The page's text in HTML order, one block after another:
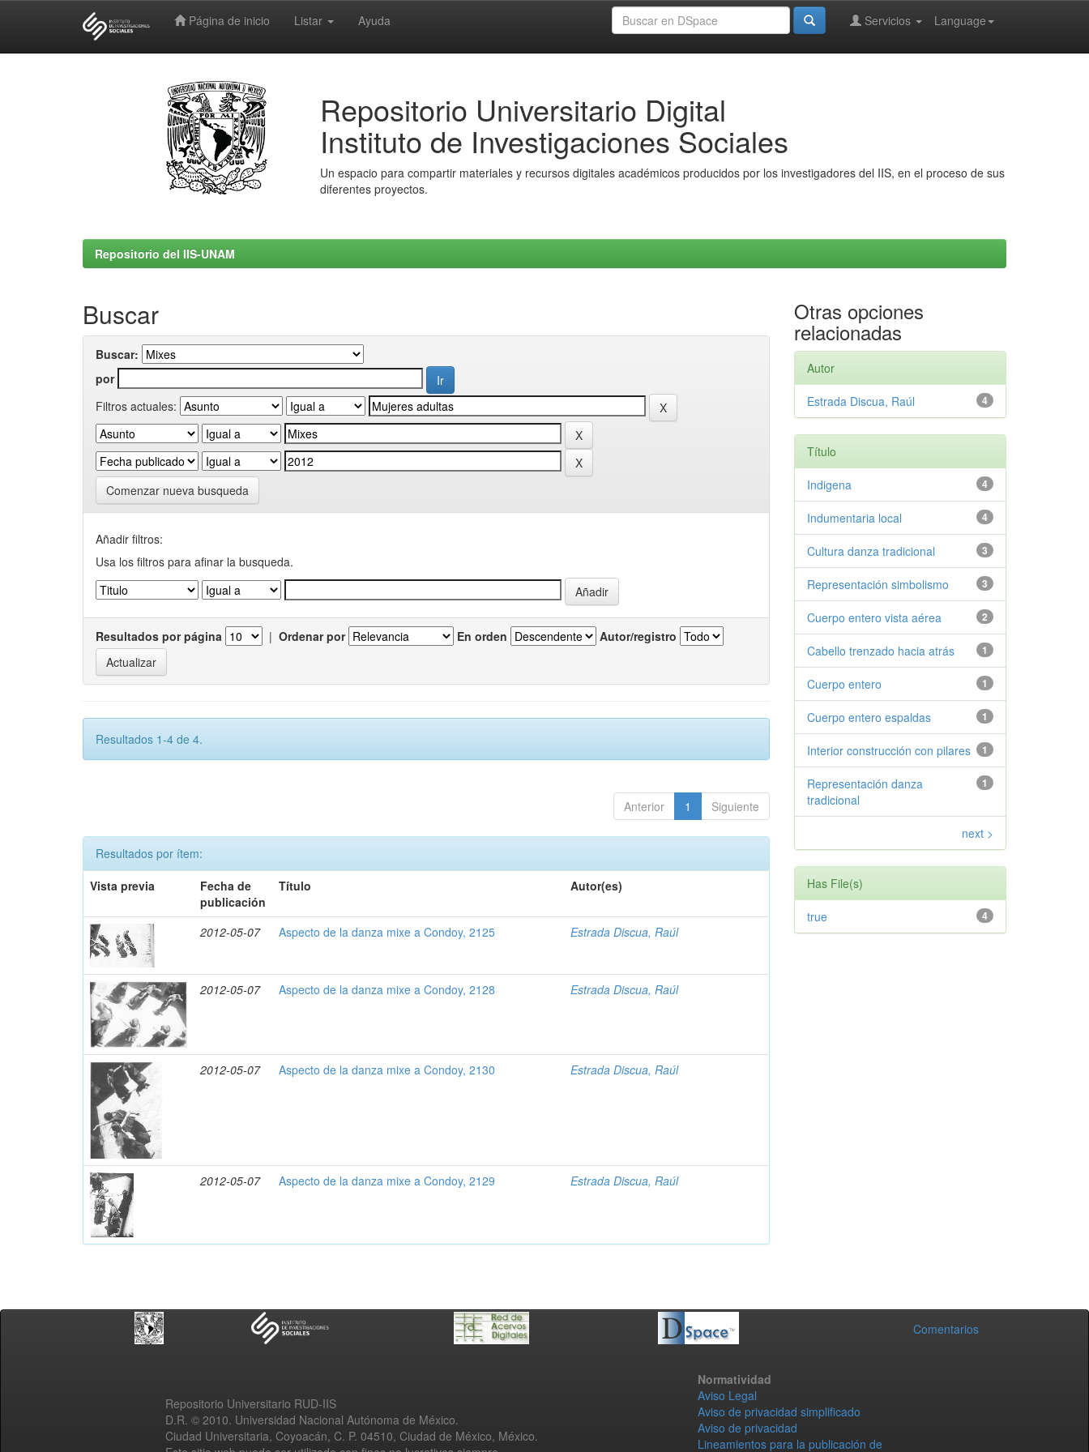
Página de inicio Listar Ayuda Language
Servicios
Repositorio Universitario Digital
Instituto de Investigaciones Sociales
Un espacio para compartir materiales y recursos digitales académicos producidos por los investigadores del IIS, en el proceso de sus
diferentes proyectos.
Repositorio del IIS-UNAM
Buscar
Buscar:
por
Filtros actuales:
Comenzar nueva busqueda
Añadir filtros:
Usa los filtros para afinar la busqueda.
Resultados por página | Ordenar por En orden Autor/registro
Resultados 1-4 de 4.
Anterior 1 Siguiente
Resultados por ítem:
Vista previa
Fecha de
publicación
Título Autor(es)
2012-05-07 Aspecto de la danza mixe a Condoy, 2125 Estrada Discua, Raúl
2012-05-07 Aspecto de la danza mixe a Condoy, 2128 Estrada Discua, Raúl
2012-05-07 Aspecto de la danza mixe a Condoy, 2130 Estrada Discua, Raúl
2012-05-07 Aspecto de la danza mixe a Condoy, 2129 Estrada Discua, Raúl
Otras opciones
relacionadas
Autor
4
Estrada Discua, Raúl
Título
4
Indigena
4
Indumentaria local
3
Cultura danza tradicional
3
Representación simbolismo
2
Cuerpo entero vista aérea
1
Cabello trenzado hacia atrás
1
Cuerpo entero
1
Cuerpo entero espaldas
1
Interior construcción con pilares
1
Representación danza
tradicional
next >
Has File(s)
4
true
Comentarios
Repositorio Universitario RUD-IIS
D.R. © 2010. Universidad Nacional Autónoma de México.
Ciudad Universitaria, Coyoacán, C. P. 04510, Ciudad de México, México.
Normatividad
Aviso Legal
Aviso de privacidad simplificado
Aviso de privacidad
Lineamientos para la publicación de